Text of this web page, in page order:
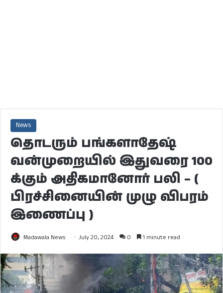
News
தொடரும் பங்களாதேஷ்
வன்முறையில் இதுவரை 100
க்கும் அதிகமானோர் பலி – (
பிரச்சினையின் முழு விபரம்
இணைப்பு )
Madawala News July 20, 2024 0 1 minute read